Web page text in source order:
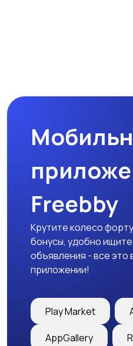
Медицина
Образование и наука
закупки
Freebby
Крутите колесо
бонусы, удобно
объявления - все
приложении!
Play Market
AppGallery